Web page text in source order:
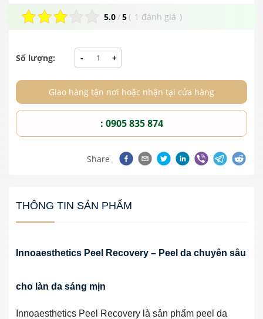
5.0 /5( 1 đánh giá )
Số lượng: - +
Giao hàng tận nơi hoặc nhận tại cửa hàng
: 0905 835 874
Share
THÔNG TIN SẢN PHẨM
Innoaesthetics Peel Recovery – Peel da chuyên sâu
cho làn da sáng mịn
Innoaesthetics Peel Recovery là sản phẩm peel da